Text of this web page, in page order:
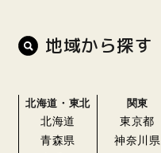
地域から探す
北海道・東北
北海道
青森県
関東
東京都
神奈川県